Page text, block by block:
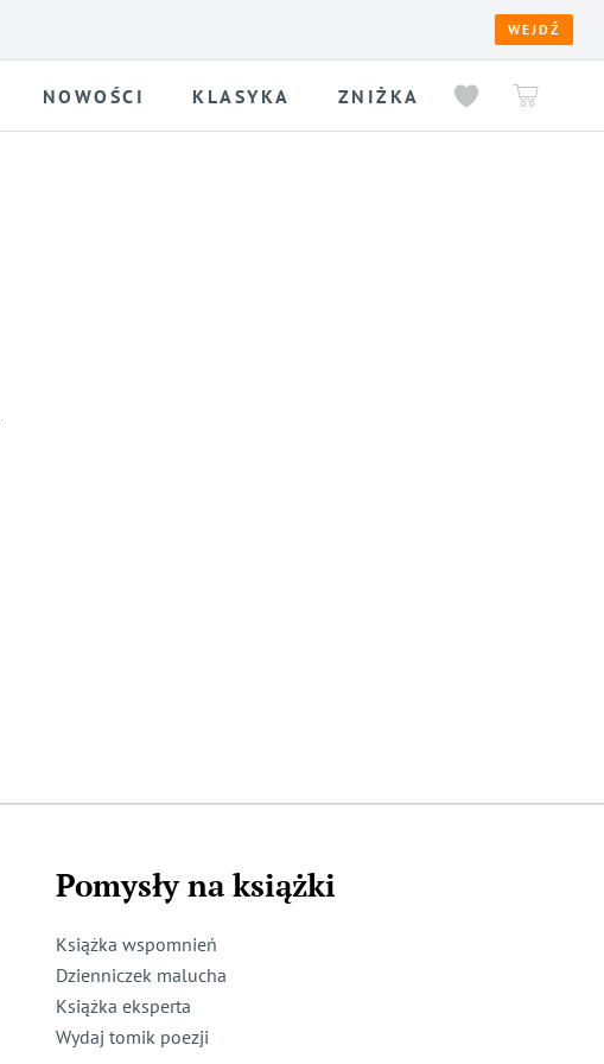
WEJDŹ
NOWOŚCI KLASYKA ZNIŻKA
Pomysły na książki
Książka wspomnień
Dzienniczek malucha
Książka eksperta
Wydaj tomik poezji